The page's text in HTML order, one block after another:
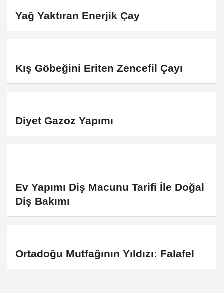
Yağ Yaktıran Enerjik Çay
Kış Göbeğini Eriten Zencefil Çayı
Diyet Gazoz Yapımı
Ev Yapımı Diş Macunu Tarifi İle Doğal
Diş Bakımı
Ortadoğu Mutfağının Yıldızı: Falafel